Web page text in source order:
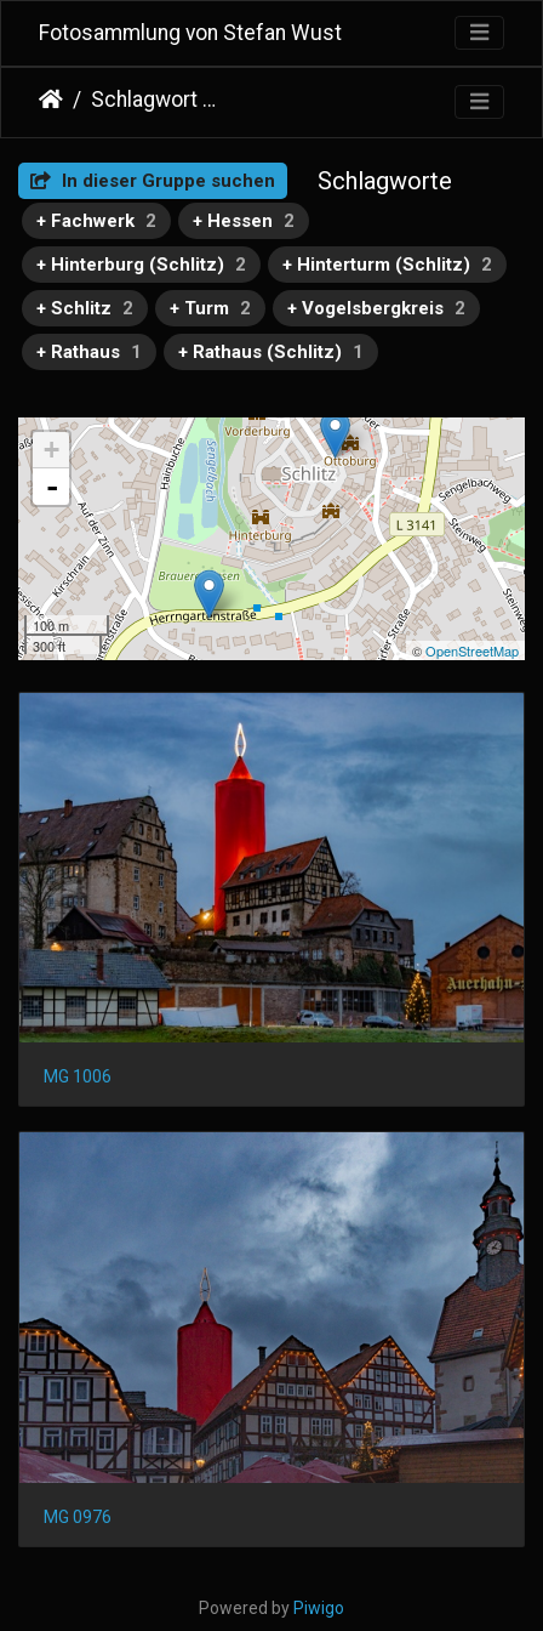
Fotosammlung von Stefan Wust
Schlagwort
In dieser Gruppe suchen Schlagworte
+ Fachwerk 2 + Hessen
2
+ Hinterburg (Schlitz)
2 + Hinterturm (Schlitz)
2
+ Schlitz
2 + Turm 2 + Vogelsbergkreis 2
+ Rathaus 1 + Rathaus (Schlitz) 1
+
-
100 m
300 ft
©OpenStreetMap
MG 1006
MG 0976
Powered byPiwigo